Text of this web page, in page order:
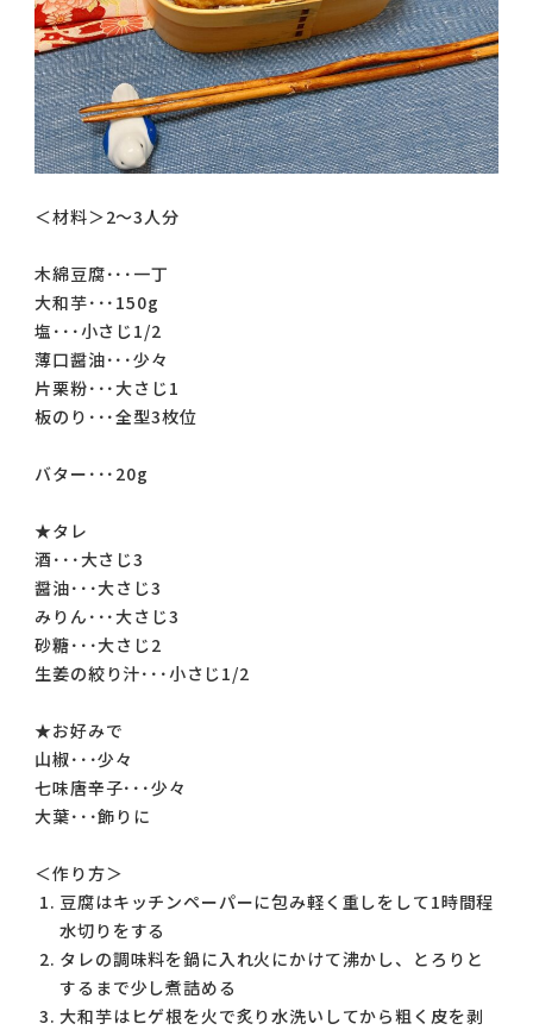
＜材料＞2～3人分
木綿豆腐･･･一丁
大和芋･･･150g
塩･･･小さじ1/2
薄口醤油･･･少々
片栗粉･･･大さじ1
板のり･･･全型3枚位
バター･･･20g
★タレ
酒･･･大さじ3
醤油･･･大さじ3
みりん･･･大さじ3
砂糖･･･大さじ2
生姜の絞り汁･･･小さじ1/2
★お好みで
山椒･･･少々
七味唐辛子･･･少々
大葉･･･飾りに
＜作り方＞
豆腐はキッチンペーパーに包み軽く重しをして1時間程
水切りをする
タレの調味料を鍋に入れ火にかけて沸かし、とろりと
するまで少し煮詰める
大和芋はヒゲ根を火で炙り水洗いしてから粗く皮を剥